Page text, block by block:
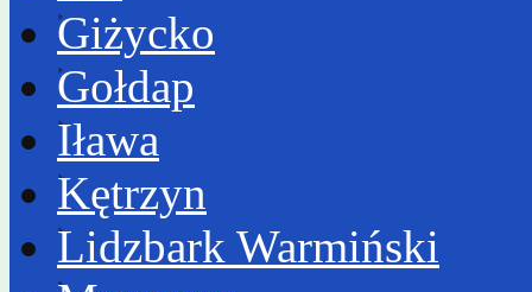
Giżycko
Gołdap
Iława
Kętrzyn
Lidzbark Warmiński